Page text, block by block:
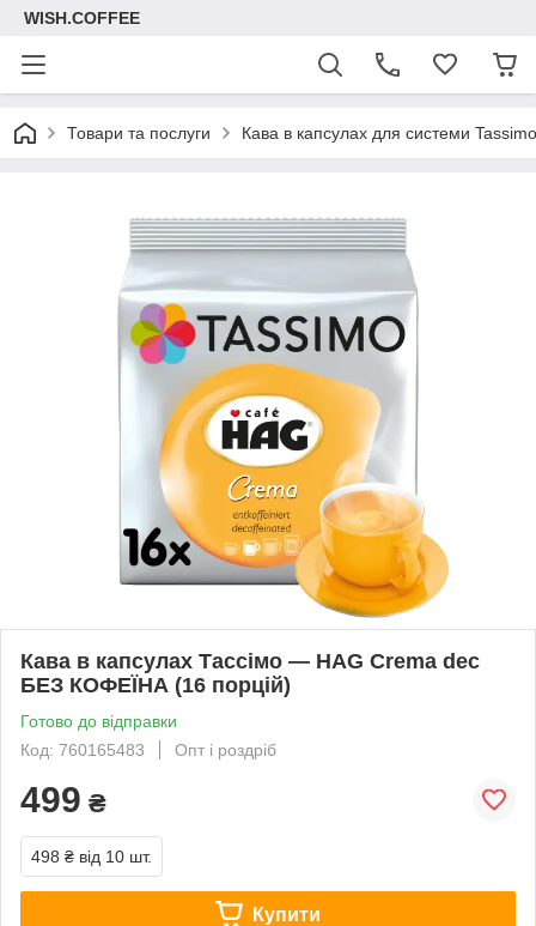
WISH.COFFEE
Товари та послуги Кава в капсулах для системи Tassimo
Кава в капсулах Тассімо — HAG Crema dec
БЕЗ КОФЕЇНА (16 порцій)
Готово до відправки
Код: 760165483
Опт і роздріб
499 ₴
498 ₴ від 10 шт.
Купити